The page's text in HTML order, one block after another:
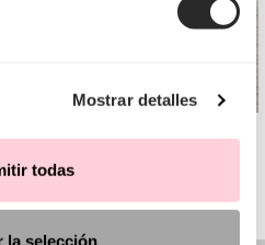
Mostrar detalles
todas
la selección